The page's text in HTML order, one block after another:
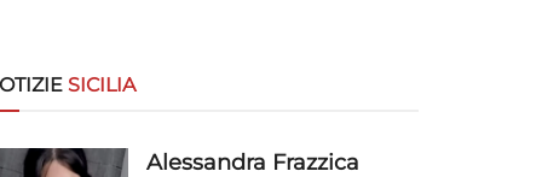
SICILIA
Alessandra Frazzica